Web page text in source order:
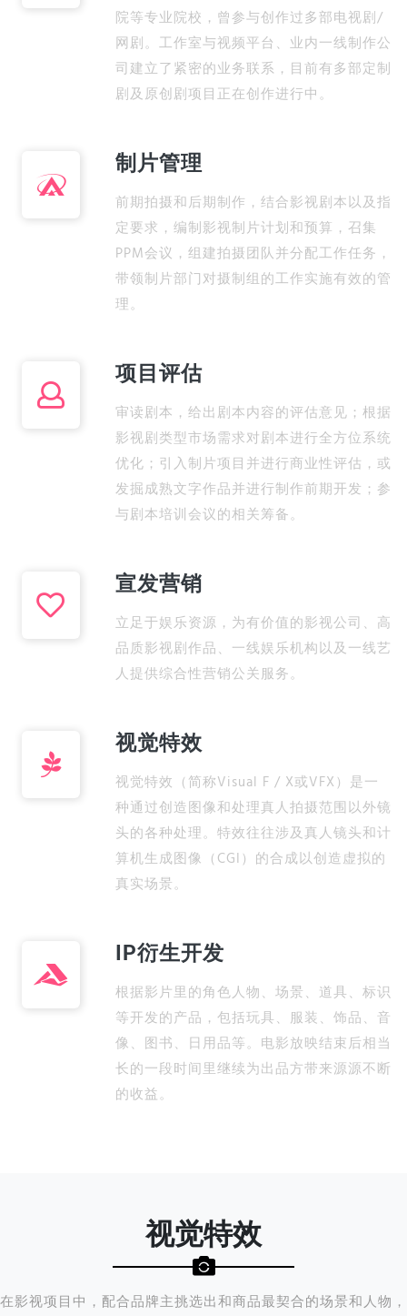
院等专业院校，曾参与创作过多部电视剧/
网剧。工作室与视频平台、业内一线制作公
司建立了紧密的业务联系，目前有多部定制
剧及原创剧项目正在创作进行中。
制片管理
前期拍摄和后期制作，结合影视剧本以及指
定要求，编制影视制片计划和预算，召集
PPM会议，组建拍摄团队并分配工作任务，
带领制片部门对摄制组的工作实施有效的管
理。
项目评估
审读剧本，给出剧本内容的评估意见；根据
影视剧类型市场需求对剧本进行全方位系统
优化；引入制片项目并进行商业性评估，或
发掘成熟文字作品并进行制作前期开发；参
与剧本培训会议的相关筹备。
宣发营销
立足于娱乐资源，为有价值的影视公司、高
品质影视剧作品、一线娱乐机构以及一线艺
人提供综合性营销公关服务。
视觉特效
视觉特效（简称Visual F / X或VFX）是一
种通过创造图像和处理真人拍摄范围以外镜
头的各种处理。特效往往涉及真人镜头和计
算机生成图像（CGI）的合成以创造虚拟的
真实场景。
IP衍生开发
根据影片里的角色人物、场景、道具、标识
等开发的产品，包括玩具、服装、饰品、音
像、图书、日用品等。电影放映结束后相当
长的一段时间里继续为出品方带来源源不断
的收益。
视觉特效
在影视项目中，配合品牌主挑选出和商品最契合的场景和人物，